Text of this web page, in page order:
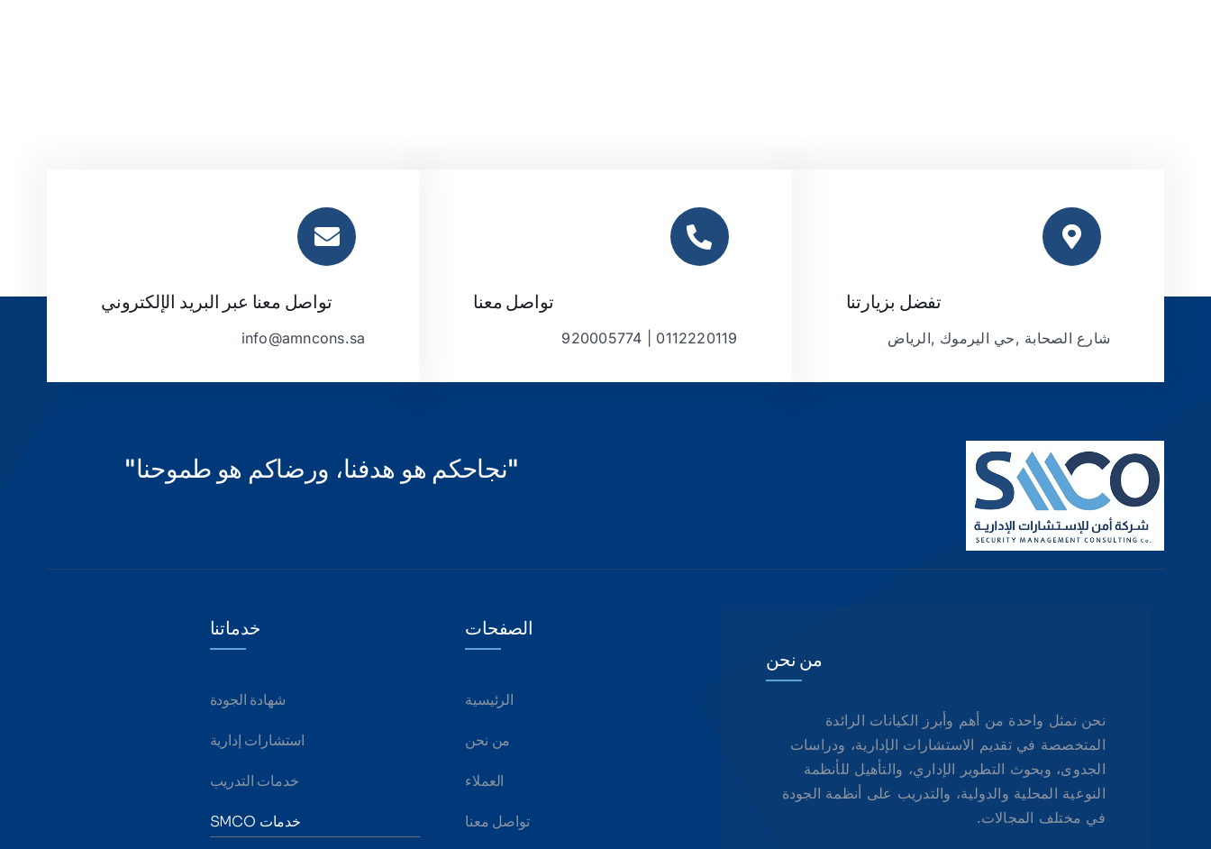
تفضل بزيارتنا
شارع الصحابة ,حي اليرموك ,الرياض
تواصل معنا
0112220119 | 920005774
تواصل معنا عبر البريد الإلكتروني
info@amncons.sa
"نجاحكم هو هدفنا، ورضاكم هو طموحنا"
من نحن
نحن نمثل واحدة من أهم وأبرز الكيانات الرائدة
المتخصصة في تقديم الاستشارات الإدارية، ودراسات
الجدوى، وبحوث التطوير الإداري، والتأهيل للأنظمة
النوعية المحلية والدولية، والتدريب على أنظمة الجودة
في مختلف المجالات.
الصفحات
الرئيسية
من نحن
العملاء
تواصل معنا
خدماتنا
شهادة الجودة
استشارات إدارية
خدمات التدريب
خدمات SMCO